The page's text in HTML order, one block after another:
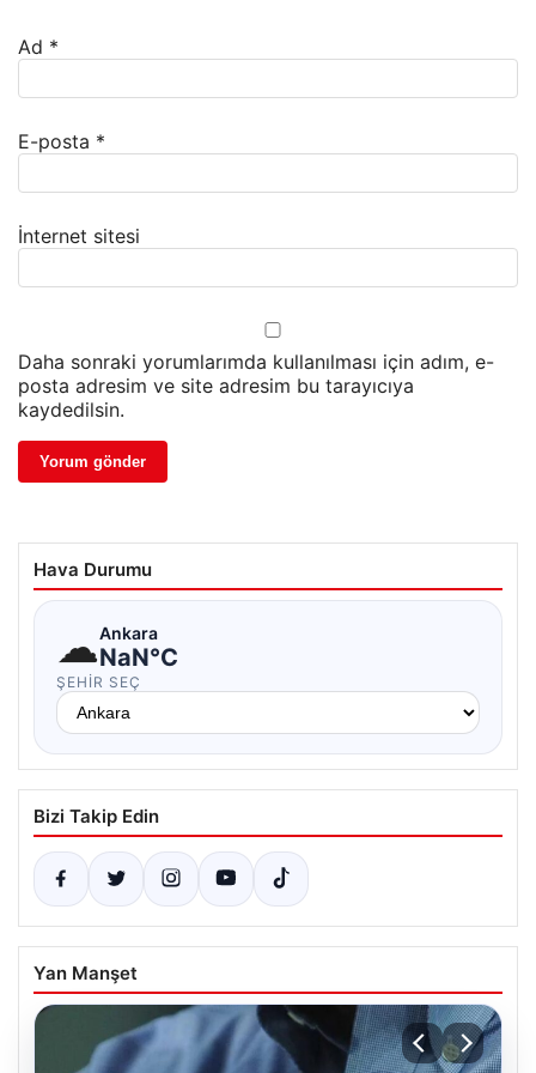
Ad *
E-posta *
İnternet sitesi
Daha sonraki yorumlarımda kullanılması için adım, e-
posta adresim ve site adresim bu tarayıcıya
kaydedilsin.
Hava Durumu
☁Ankara
NaN°C
ŞEHIR SEÇ
Bizi Takip Edin
Yan Manşet